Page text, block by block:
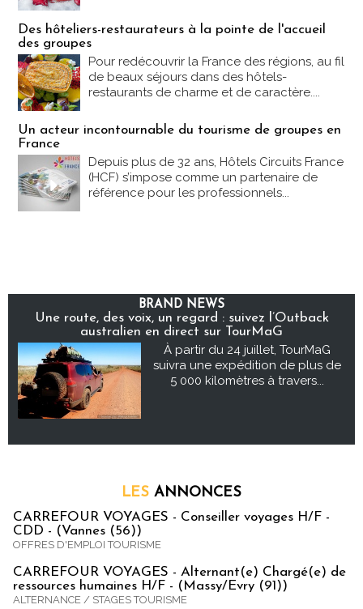
Des hôteliers-restaurateurs à la pointe de l'accueil
des groupes
Pour redécouvrir la France des régions, au fil
de beaux séjours dans des hôtels-
restaurants de charme et de caractère....
Un acteur incontournable du tourisme de groupes en
France
Depuis plus de 32 ans, Hôtels Circuits France
(HCF) s’impose comme un partenaire de
référence pour les professionnels...
BRAND NEWS
Une route, des voix, un regard : suivez l’Outback
australien en direct sur TourMaG
À partir du 24 juillet, TourMaG
suivra une expédition de plus de
5 000 kilomètres à travers...
LES ANNONCES
CARREFOUR VOYAGES - Conseiller voyages H/F -
CDD - (Vannes (56))
OFFRES D'EMPLOI TOURISME
CARREFOUR VOYAGES - Alternant(e) Chargé(e) de
ressources humaines H/F - (Massy/Evry (91))
ALTERNANCE / STAGES TOURISME